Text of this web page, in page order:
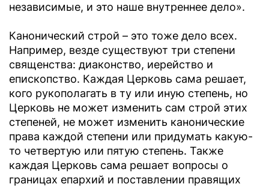
независимые, и это наше внутреннее дело».
Канонический строй – это тоже дело всех.
Например, везде существуют три степени
священства: диаконство, иерейство и
епископство. Каждая Церковь сама решает,
кого рукополагать в ту или иную степень, но
Церковь не может изменить сам строй этих
степеней, не может изменить канонические
права каждой степени или придумать какую-
то четвертую или пятую степень. Также
каждая Церковь сама решает вопросы о
границах епархий и поставлении правящих